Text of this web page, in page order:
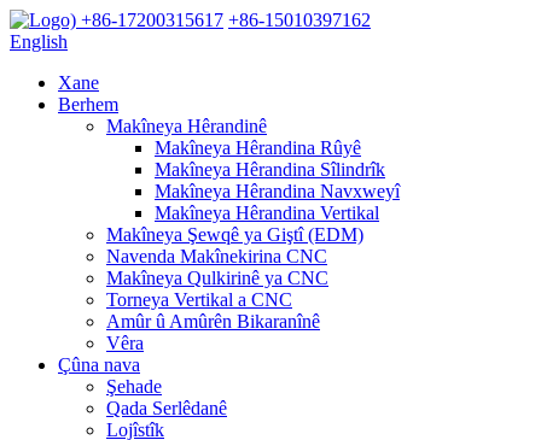
+86-17200315617 +86-15010397162
English
Xane
Berhem
Makîneya Hêrandinê
Makîneya Hêrandina Rûyê
Makîneya Hêrandina Sîlindrîk
Makîneya Hêrandina Navxweyî
Makîneya Hêrandina Vertikal
Makîneya Şewqê ya Giştî (EDM)
Navenda Makînekirina CNC
Makîneya Qulkirinê ya CNC
Torneya Vertikal a CNC
Amûr û Amûrên Bikaranînê
Vêra
Çûna nava
Şehade
Qada Serlêdanê
Lojîstîk